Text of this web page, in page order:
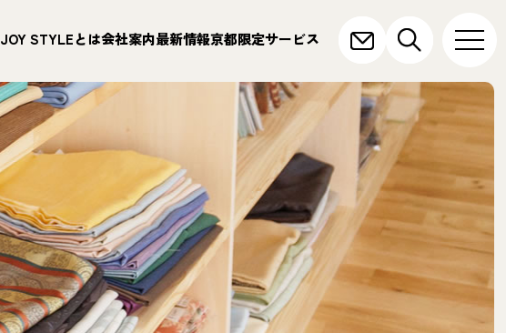
JOY STYLEとは会社案内最新情報京都限定サービス